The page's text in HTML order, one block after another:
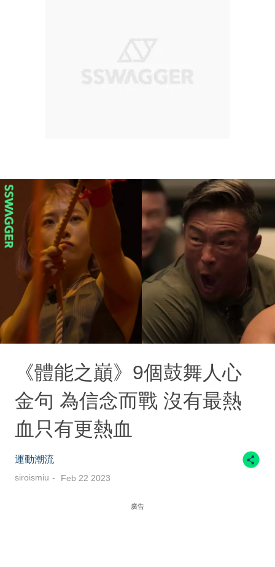
《體能之巔》9個鼓舞人心
金句 為信念而戰 沒有最熱
血只有更熱血
運動潮流
siroismiu Feb 22 2023
廣告